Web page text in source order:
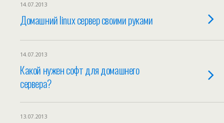
14.07.2013
Домашний linux сервер своими руками
14.07.2013
Какой нужен софт для домашнего
сервера?
13.07.2013